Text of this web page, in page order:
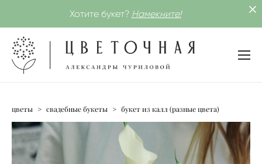
Хотите букет? Намекните!
цветы > свадебные букеты > букет из калл (разные цвета)